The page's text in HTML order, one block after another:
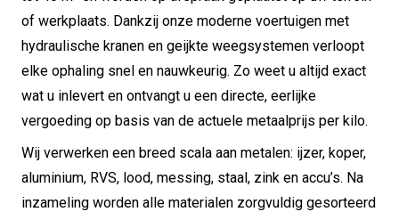
of werkplaats. Dankzij onze moderne voertuigen met
hydraulische kranen en geijkte weegsystemen verloopt
elke ophaling snel en nauwkeurig. Zo weet u altijd exact
wat u inlevert en ontvangt u een directe, eerlijke
vergoeding op basis van de actuele metaalprijs per kilo.
Wij verwerken een breed scala aan metalen: ijzer, koper,
aluminium, RVS, lood, messing, staal, zink en accu’s. Na
inzameling worden alle materialen zorgvuldig gesorteerd